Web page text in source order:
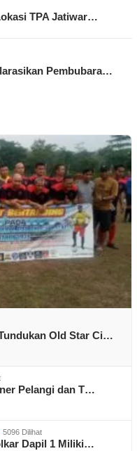
TPA Jatiwar…
Pembubara…
Old Star Ci…
Pelangi dan T…
5096 Dilihat
Dapil 1 Miliki…